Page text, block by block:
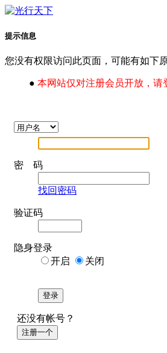
提示信息
您没有权限访问此页面，可能有如下原
● 本网站仅对注册会员开放，请
密 码
找回密码
验证码
隐身登录
开启
关闭
登录
还没有帐号？
注册一个